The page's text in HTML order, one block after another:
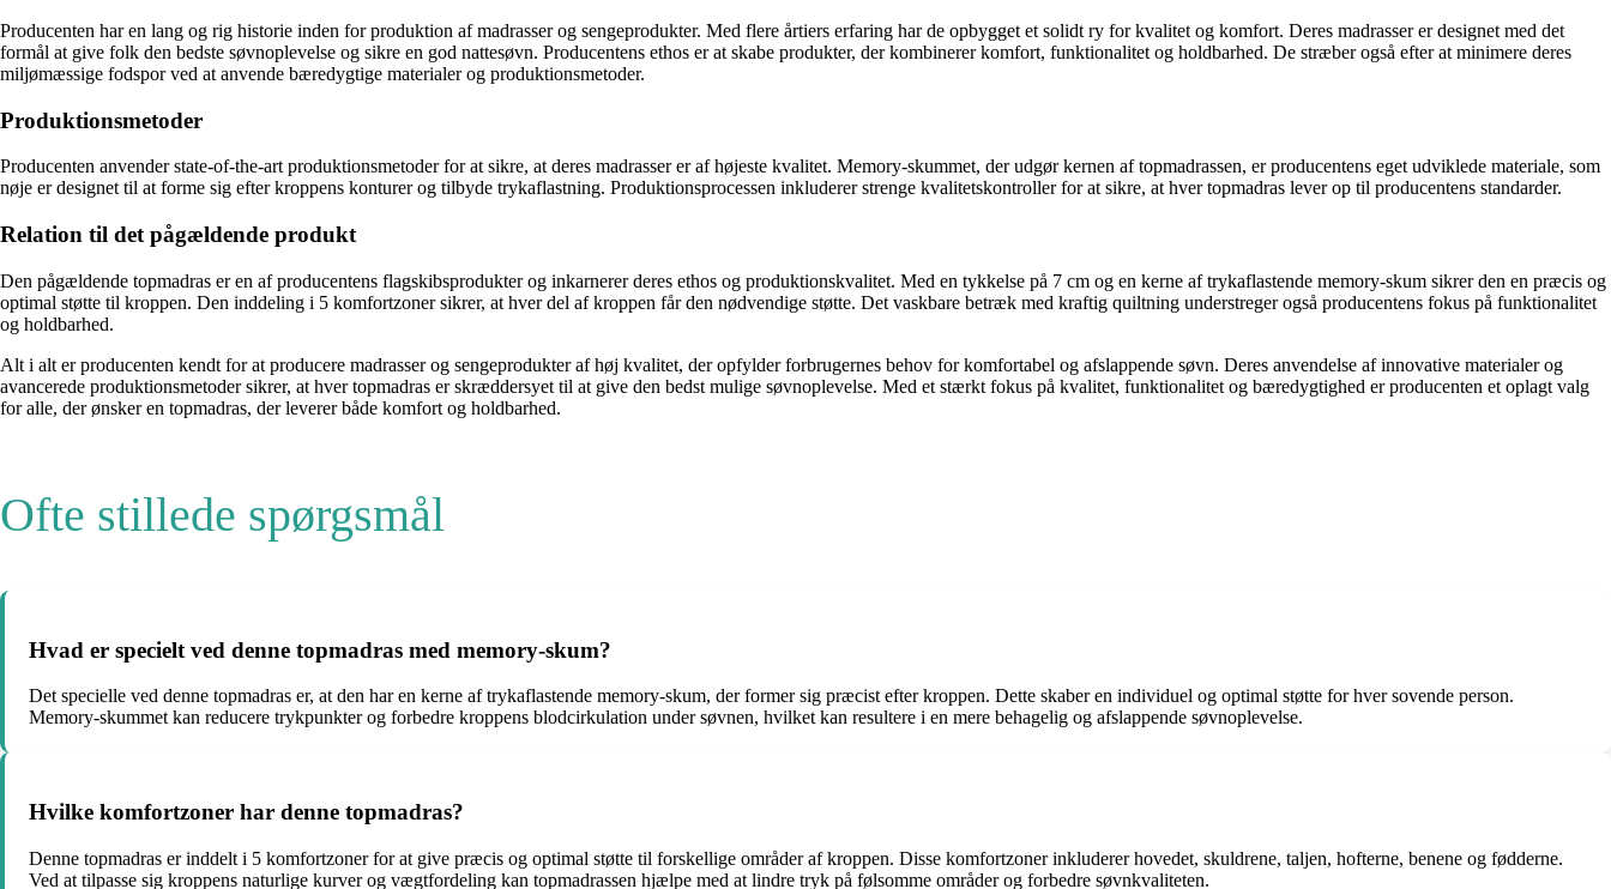
Producenten har en lang og rig historie inden for produktion af madrasser og sengeprodukter. Med flere årtiers erfaring har de opbygget et solidt ry for kvalitet og komfort. Deres madrasser er designet med det
formål at give folk den bedste søvnoplevelse og sikre en god nattesøvn. Producentens ethos er at skabe produkter, der kombinerer komfort, funktionalitet og holdbarhed. De stræber også efter at minimere deres
miljømæssige fodspor ved at anvende bæredygtige materialer og produktionsmetoder.
Produktionsmetoder
Producenten anvender state-of-the-art produktionsmetoder for at sikre, at deres madrasser er af højeste kvalitet. Memory-skummet, der udgør kernen af topmadrassen, er producentens eget udviklede materiale, som
nøje er designet til at forme sig efter kroppens konturer og tilbyde trykaflastning. Produktionsprocessen inkluderer strenge kvalitetskontroller for at sikre, at hver topmadras lever op til producentens standarder.
Relation til det pågældende produkt
Den pågældende topmadras er en af producentens flagskibsprodukter og inkarnerer deres ethos og produktionskvalitet. Med en tykkelse på 7 cm og en kerne af trykaflastende memory-skum sikrer den en præcis og
optimal støtte til kroppen. Den inddeling i 5 komfortzoner sikrer, at hver del af kroppen får den nødvendige støtte. Det vaskbare betræk med kraftig quiltning understreger også producentens fokus på funktionalitet
og holdbarhed.
Alt i alt er producenten kendt for at producere madrasser og sengeprodukter af høj kvalitet, der opfylder forbrugernes behov for komfortabel og afslappende søvn. Deres anvendelse af innovative materialer og
avancerede produktionsmetoder sikrer, at hver topmadras er skræddersyet til at give den bedst mulige søvnoplevelse. Med et stærkt fokus på kvalitet, funktionalitet og bæredygtighed er producenten et oplagt valg
for alle, der ønsker en topmadras, der leverer både komfort og holdbarhed.
Ofte stillede spørgsmål
Hvad er specielt ved denne topmadras med memory-skum?
Det specielle ved denne topmadras er, at den har en kerne af trykaflastende memory-skum, der former sig præcist efter kroppen. Dette skaber en individuel og optimal støtte for hver sovende person.
Memory-skummet kan reducere trykpunkter og forbedre kroppens blodcirkulation under søvnen, hvilket kan resultere i en mere behagelig og afslappende søvnoplevelse.
Hvilke komfortzoner har denne topmadras?
Denne topmadras er inddelt i 5 komfortzoner for at give præcis og optimal støtte til forskellige områder af kroppen. Disse komfortzoner inkluderer hovedet, skuldrene, taljen, hofterne, benene og fødderne.
Ved at tilpasse sig kroppens naturlige kurver og vægtfordeling kan topmadrassen hjælpe med at lindre tryk på følsomme områder og forbedre søvnkvaliteten.